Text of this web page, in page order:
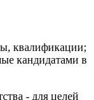
квалификации;
кандидатами в
- для целей